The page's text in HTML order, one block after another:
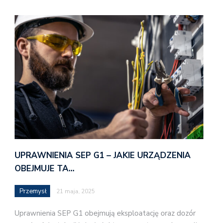
UPRAWNIENIA SEP G1 – JAKIE URZĄDZENIA
OBEJMUJE TA…
Przemysł 21 maja, 2025
Uprawnienia SEP G1 obejmują eksploatację oraz dozór